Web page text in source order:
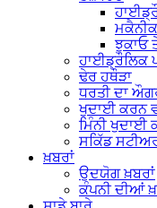
ਝੁਕਾਓ
ਹਾਈਡ੍ਰੌਲਿਕ
ਢੇਰ ਹਥੌੜਾ
ਧਰਤੀ ਦਾ
ਖੁਦਾਈ ਕਰਨ
ਮਿੰਨੀ ਖੁਦਾਈ
ਸਕਿੱਡ
ਖ਼ਬਰਾਂ
ਉਦਯੋਗ ਖ਼ਬਰਾਂ
ਕੰਪਨੀ ਦੀਆਂ